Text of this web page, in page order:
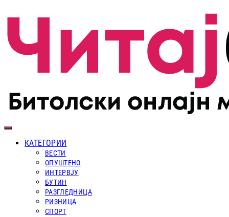
КАТЕГОРИИ
ВЕСТИ
ОПУШТЕНО
ИНТЕРВЈУ
БУТИН
РАЗГЛЕДНИЦА
РИЗНИЦА
СПОРТ